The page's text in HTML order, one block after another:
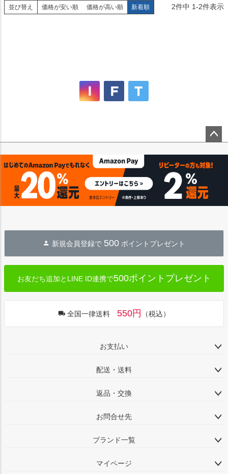
並び替え 価格が安い順 価格が高い順 新着順 2件中 1-2件表示
ップ
新規会員登録で 500 ポイントプレゼント
お友だち追加とLINE ID連携で500ポイントプレゼント
全国一律送料 550円 （税込）
お支払い
配送・送料
返品・交換
お問合せ先
ブランド一覧
マイページ